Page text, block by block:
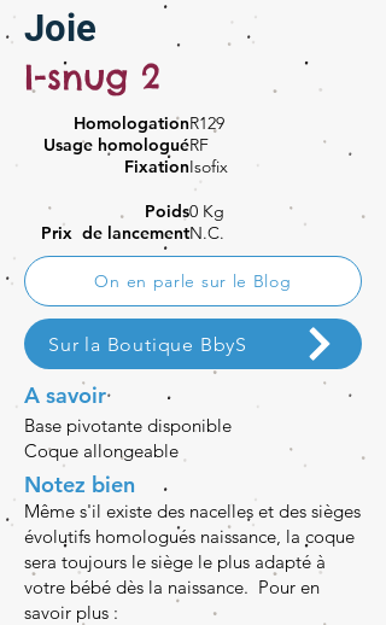
Joie
I-snug 2
HomologationR129
Usage homologuéRF
FixationIsofix
Poids0 Kg
Prix de lancementN.C.
On en parle sur le Blog
Sur la Boutique BbyS
A savoir
Base pivotante disponible
Coque allongeable
Notez bien
Même s'il existe des nacelles et des sièges
évolutifs homologués naissance, la coque
sera toujours le siège le plus adapté à
votre bébé dès la naissance. Pour en
savoir plus :